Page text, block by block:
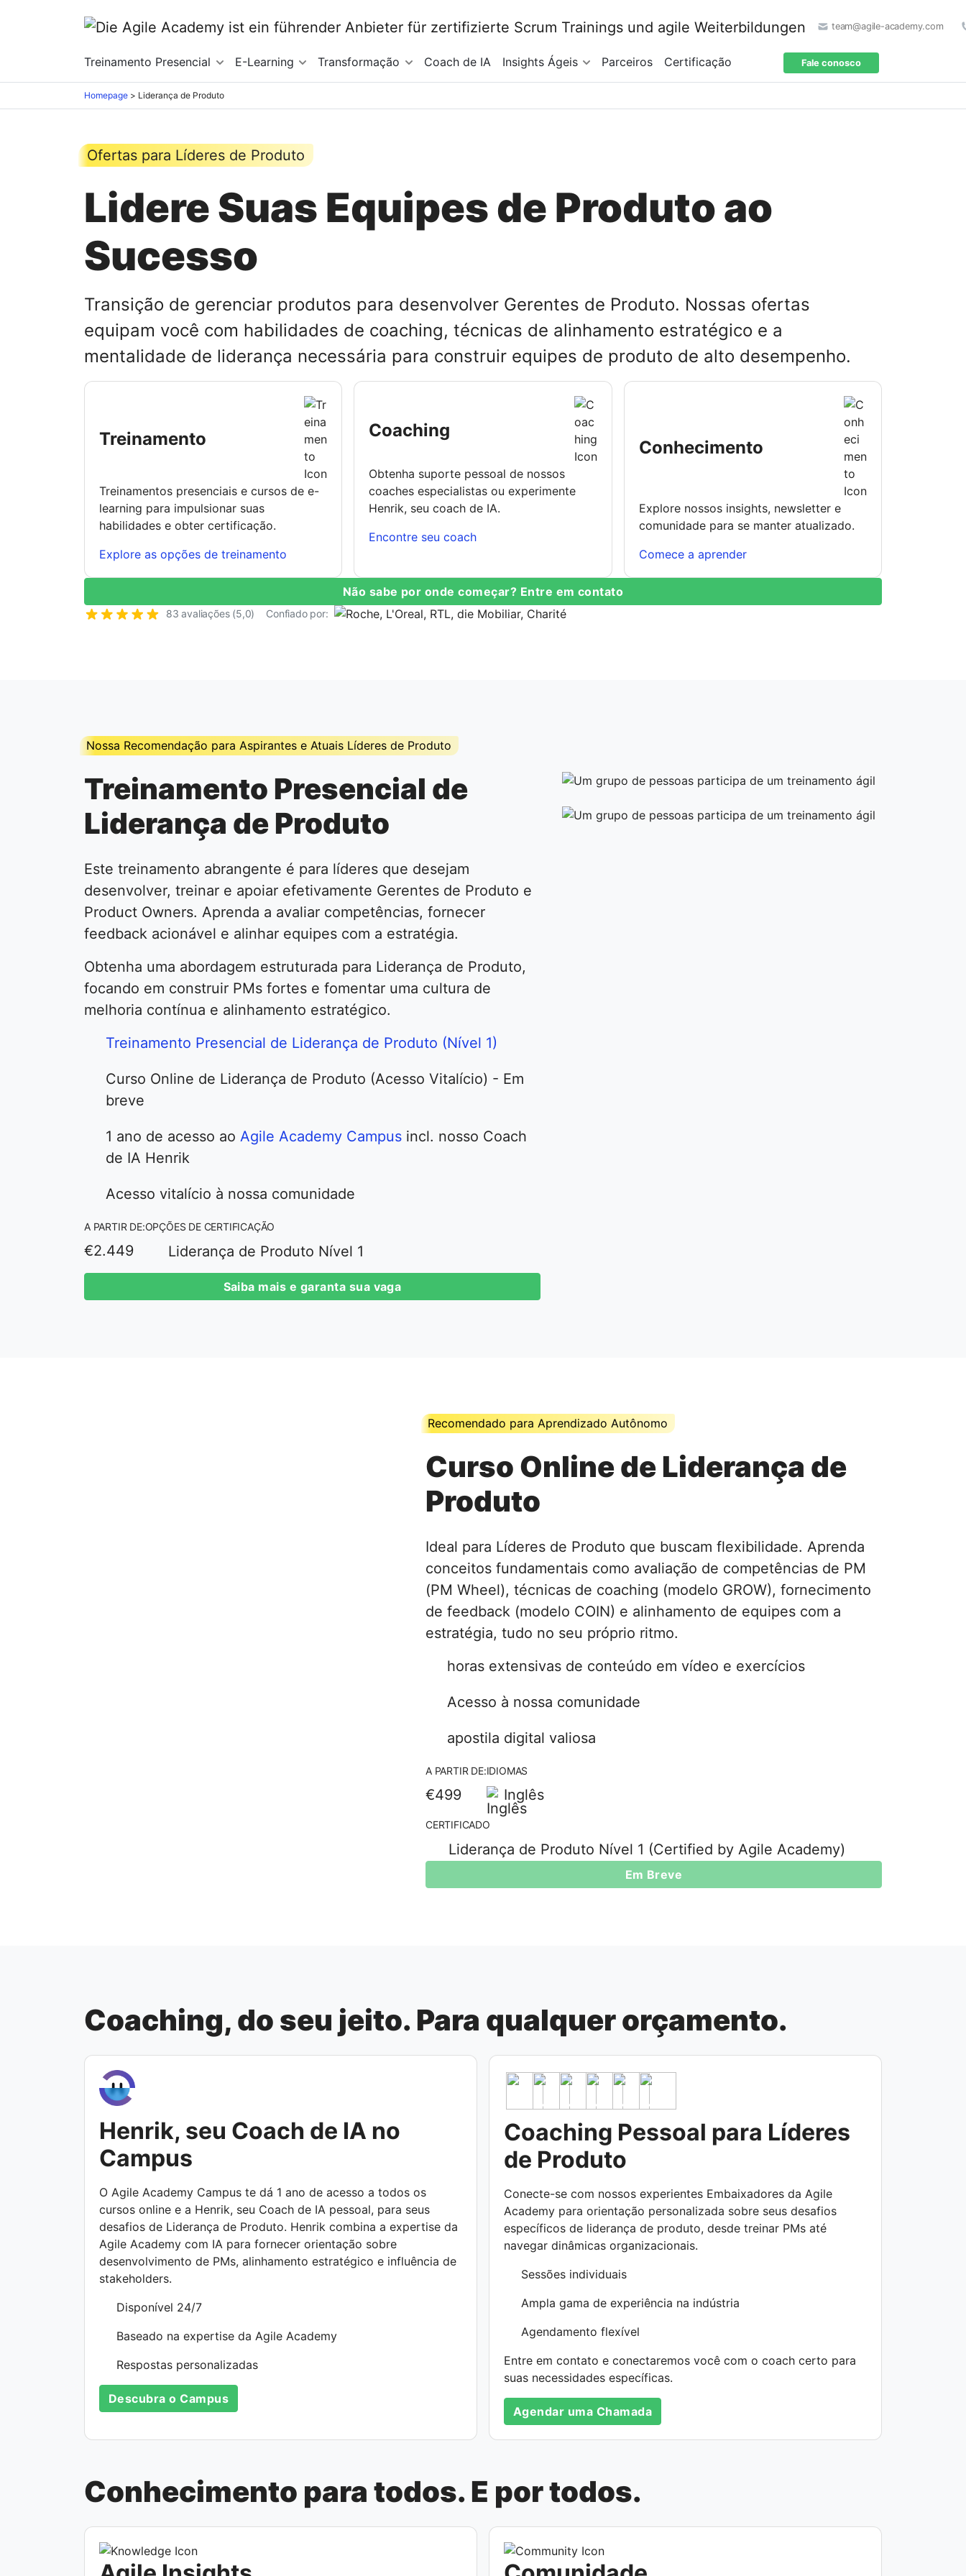
team@agile-academy.com
Treinamento Presencial E-Learning Transformação Coach de IA Insights Ágeis Parceiros Certificação Fale conosco
Homepage > Liderança de Produto
Ofertas para Líderes de Produto
Lidere Suas Equipes de Produto ao
Sucesso
Transição de gerenciar produtos para desenvolver Gerentes de Produto. Nossas ofertas
equipam você com habilidades de coaching, técnicas de alinhamento estratégico e a
mentalidade de liderança necessária para construir equipes de produto de alto desempenho.
Treinamento
Treinamentos presenciais e cursos de e-
learning para impulsionar suas
habilidades e obter certificação.
Explore as opções de treinamento
Coaching
Obtenha suporte pessoal de nossos
coaches especialistas ou experimente
Henrik, seu coach de IA.
Encontre seu coach
Conhecimento
Explore nossos insights, newsletter e
comunidade para se manter atualizado.
Comece a aprender
Não sabe por onde começar? Entre em contato
83 avaliações (5,0) Confiado por:
Nossa Recomendação para Aspirantes e Atuais Líderes de Produto
Treinamento Presencial de
Liderança de Produto
Este treinamento abrangente é para líderes que desejam
desenvolver, treinar e apoiar efetivamente Gerentes de Produto e
Product Owners. Aprenda a avaliar competências, fornecer
feedback acionável e alinhar equipes com a estratégia.
Obtenha uma abordagem estruturada para Liderança de Produto,
focando em construir PMs fortes e fomentar uma cultura de
melhoria contínua e alinhamento estratégico.
Treinamento Presencial de Liderança de Produto (Nível 1)
Curso Online de Liderança de Produto (Acesso Vitalício) - Em
breve
1 ano de acesso ao Agile Academy Campus incl. nosso Coach
de IA Henrik
Acesso vitalício à nossa comunidade
A PARTIR DE:
€2.449
OPÇÕES DE CERTIFICAÇÃO
Liderança de Produto Nível 1
Saiba mais e garanta sua vaga
Recomendado para Aprendizado Autônomo
Curso Online de Liderança de
Produto
Ideal para Líderes de Produto que buscam flexibilidade. Aprenda
conceitos fundamentais como avaliação de competências de PM
(PM Wheel), técnicas de coaching (modelo GROW), fornecimento
de feedback (modelo COIN) e alinhamento de equipes com a
estratégia, tudo no seu próprio ritmo.
horas extensivas de conteúdo em vídeo e exercícios
Acesso à nossa comunidade
apostila digital valiosa
A PARTIR DE:
€499
IDIOMAS
Inglês
CERTIFICADO
Liderança de Produto Nível 1 (Certified by Agile Academy)
Em Breve
Coaching, do seu jeito. Para qualquer orçamento.
Henrik, seu Coach de IA no
Campus
O Agile Academy Campus te dá 1 ano de acesso a todos os
cursos online e a Henrik, seu Coach de IA pessoal, para seus
desafios de Liderança de Produto. Henrik combina a expertise da
Agile Academy com IA para fornecer orientação sobre
desenvolvimento de PMs, alinhamento estratégico e influência de
stakeholders.
Disponível 24/7
Baseado na expertise da Agile Academy
Respostas personalizadas
Descubra o Campus
Coaching Pessoal para Líderes
de Produto
Conecte-se com nossos experientes Embaixadores da Agile
Academy para orientação personalizada sobre seus desafios
específicos de liderança de produto, desde treinar PMs até
navegar dinâmicas organizacionais.
Sessões individuais
Ampla gama de experiência na indústria
Agendamento flexível
Entre em contato e conectaremos você com o coach certo para
suas necessidades específicas.
Agendar uma Chamada
Conhecimento para todos. E por todos.